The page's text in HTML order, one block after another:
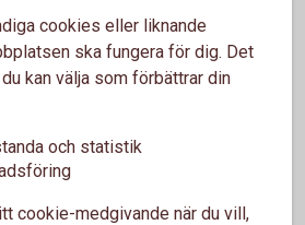
Silja Line.
erbjudanden
cookies eller liknande
ska fungera för dig. Det
kan välja som förbättrar din
och statistik
cookie-medgivande när du vill,